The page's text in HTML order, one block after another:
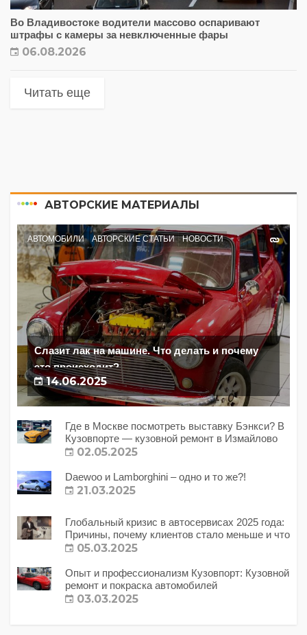
Во Владивостоке водители массово оспаривают
штрафы с камеры за невключенные фары
06.08.2026
Читать еще
АВТОРСКИЕ МАТЕРИАЛЫ
АВТОМОБИЛИ АВТОРСКИЕ СТАТЬИ НОВОСТИ
Слазит лак на машине. Что делать и почему
это происходит?
14.06.2025
Где в Москве посмотреть выставку Бэнкси? В
Кузовпорте — кузовной ремонт в Измайлово
02.05.2025
Daewoo и Lamborghini – одно и то же?!
21.03.2025
Глобальный кризис в автосервисах 2025 года:
Причины, почему клиентов стало меньше и что
с этим делать?
05.03.2025
Опыт и профессионализм Кузовпорт: Кузовной
ремонт и покраска автомобилей
03.03.2025